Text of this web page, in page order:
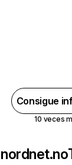
Consigue
10 veces
nordnet.no